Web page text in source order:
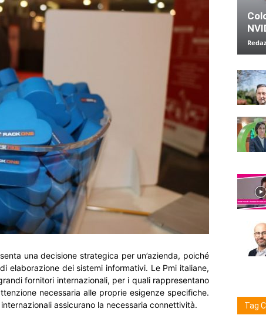
una decisione strategica per un’azienda, poiché
elaborazione dei sistemi informativi. Le Pmi italiane,
fornitori internazionali, per i quali rappresentano
necessaria alle proprie esigenze specifiche.
assicurano la necessaria connettività.
Tag